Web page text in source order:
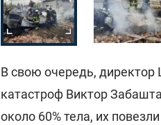
В свою очередь,
катастроф Виктор
около 60% тела, их